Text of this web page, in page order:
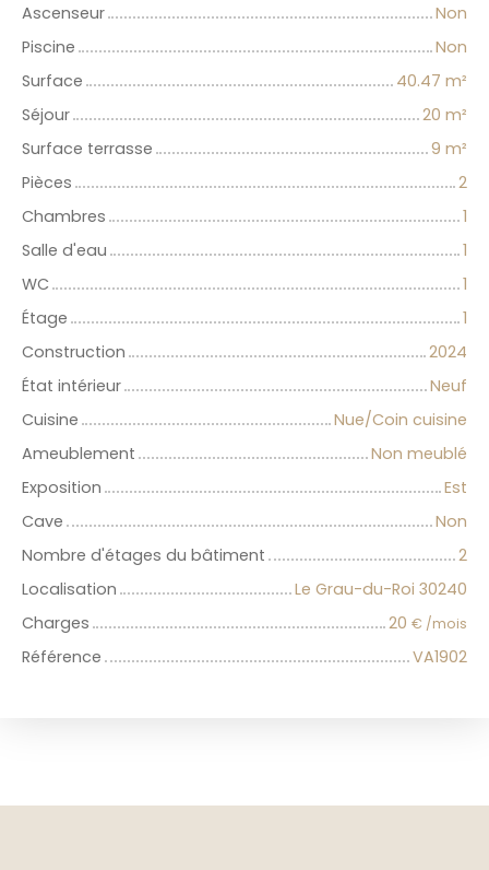
Ascenseur
Non
Piscine
Non
Surface
40.47 m²
Séjour
20 m²
Surface terrasse
9 m²
Pièces
2
Chambres
1
Salle d'eau
1
WC
1
Étage
1
Construction
2024
État intérieur
Neuf
Cuisine
Nue/Coin cuisine
Ameublement
Non meublé
Exposition
Est
Cave
Non
Nombre d'étages du bâtiment
2
Localisation
Le Grau-du-Roi 30240
Charges
20 € /mois
Référence VA1902